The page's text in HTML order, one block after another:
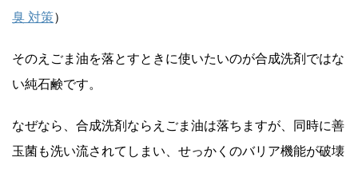
臭 対策）
そのえごま油を落とすときに使いたいのが合成洗剤ではな
い純石鹸です。
なぜなら、合成洗剤ならえごま油は落ちますが、同時に善
玉菌も洗い流されてしまい、せっかくのバリア機能が破壊